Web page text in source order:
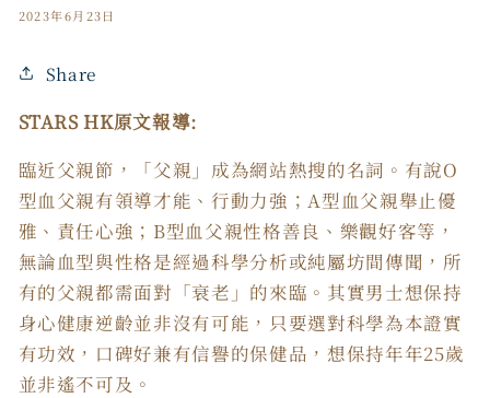
2023年6月23日
Share
STARS HK原文報導:
臨近父親節，「父親」成為網站熱搜的名詞。有說O
型血父親有領導才能、行動力強；A型血父親舉止優
雅、責任心強；B型血父親性格善良、樂觀好客等，
無論血型與性格是經過科學分析或純屬坊間傳聞，所
有的父親都需面對「衰老」的來臨。其實男士想保持
身心健康逆齡並非沒有可能，只要選對科學為本證實
有功效，口碑好兼有信譽的保健品，想保持年年25歲
並非遙不可及。